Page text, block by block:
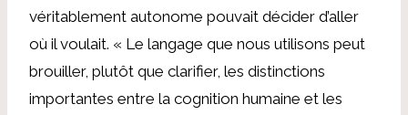
véritablement autonome pouvait décider d’aller
où il voulait. « Le langage que nous utilisons peut
brouiller, plutôt que clarifier, les distinctions
importantes entre la cognition humaine et les